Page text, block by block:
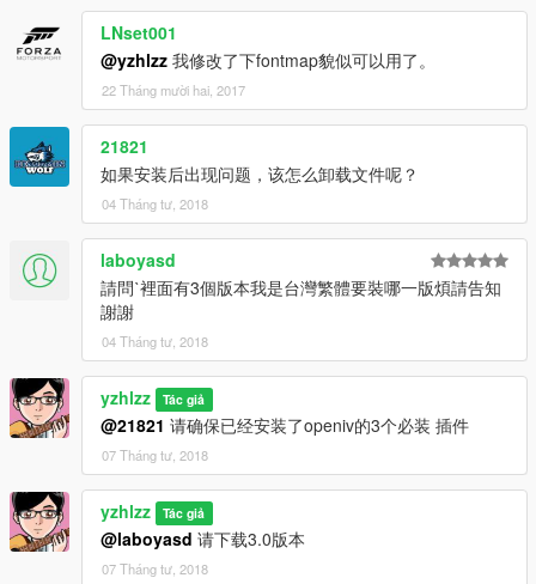
LNset001
@yzhlzz 我修改了下fontmap貌似可以用了。
22 Tháng mười hai, 2017
21821
如果安装后出现问题，该怎么卸载文件呢？
04 Tháng tư, 2018
laboyasd
請問ˋ裡面有3個版本我是台灣繁體要裝哪一版煩請告知
謝謝
04 Tháng tư, 2018
yzhlzz Tác giả
@21821 请确保已经安装了openiv的3个必装 插件
07 Tháng tư, 2018
yzhlzz Tác giả
@laboyasd 请下载3.0版本
07 Tháng tư, 2018